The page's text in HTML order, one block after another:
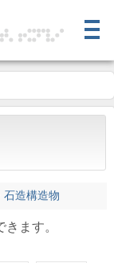
石造構造物
ます。